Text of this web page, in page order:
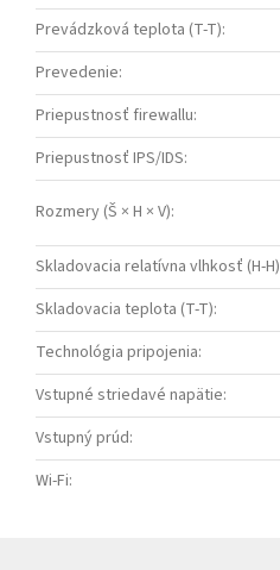
Prevádzková teplota (T-T):
Prevedenie:
Priepustnosť firewallu:
Priepustnosť IPS/IDS:
Rozmery (Š × H × V):
Skladovacia relatívna vlhkosť (H-H)
Skladovacia teplota (T-T):
Technológia pripojenia:
Vstupné striedavé napätie:
Vstupný prúd:
Wi-Fi: